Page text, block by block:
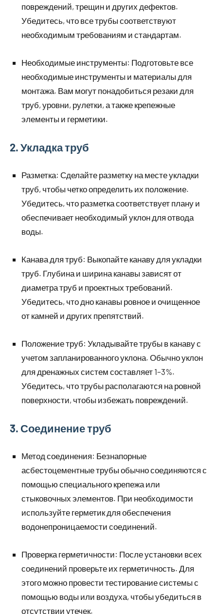
повреждений, трещин и других дефектов.
Убедитесь, что все трубы соответствуют
необходимым требованиям и стандартам.
Необходимые инструменты: Подготовьте все
необходимые инструменты и материалы для
монтажа. Вам могут понадобиться резаки для
труб, уровни, рулетки, а также крепежные
элементы и герметики.
2. Укладка труб
Разметка: Сделайте разметку на месте укладки
труб, чтобы четко определить их положение.
Убедитесь, что разметка соответствует плану и
обеспечивает необходимый уклон для отвода
воды.
Канава для труб: Выкопайте канаву для укладки
труб. Глубина и ширина канавы зависят от
диаметра труб и проектных требований.
Убедитесь, что дно канавы ровное и очищенное
от камней и других препятствий.
Положение труб: Укладывайте трубы в канаву с
учетом запланированного уклона. Обычно уклон
для дренажных систем составляет 1–3%.
Убедитесь, что трубы располагаются на ровной
поверхности, чтобы избежать повреждений.
3. Соединение труб
Метод соединения: Безнапорные
асбестоцементные трубы обычно соединяются с
помощью специального крепежа или
стыковочных элементов. При необходимости
используйте герметик для обеспечения
водонепроницаемости соединений.
Проверка герметичности: После установки всех
соединений проверьте их герметичность. Для
этого можно провести тестирование системы с
помощью воды или воздуха, чтобы убедиться в
отсутствии утечек.